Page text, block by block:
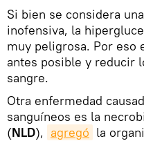
Si bien se considera
inofensiva, la
muy peligrosa. Por eso
antes posible y reducir
sangre.
Otra enfermedad
sanguíneos es la
(NLD), agregó la